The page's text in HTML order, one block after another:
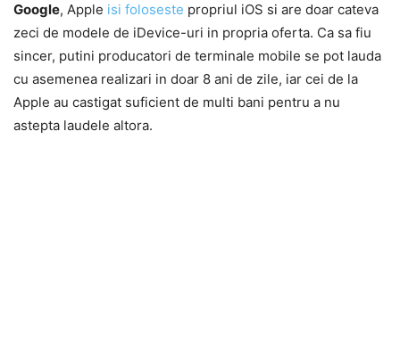
Google, Apple isi foloseste propriul iOS si are doar cateva
zeci de modele de iDevice-uri in propria oferta. Ca sa fiu
sincer, putini producatori de terminale mobile se pot lauda
cu asemenea realizari in doar 8 ani de zile, iar cei de la
Apple au castigat suficient de multi bani pentru a nu
astepta laudele altora.